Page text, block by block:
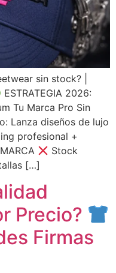
sin stock? |
ESTRATEGIA 2026:
Tu Marca Pro Sin
Lanza diseños de lujo
profesional +
Stock
[…]
Precio?
Firmas